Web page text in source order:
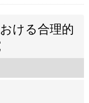
ける合理的